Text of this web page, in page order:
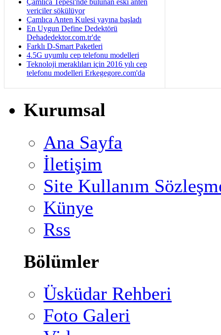
vericiler sökülüyor
Çamlıca Anten Kulesi yayına başladı
En Uygun Define Dedektörü
Dehadedektor.com.tr'de
Farklı D-Smart Paketleri
4.5G uyumlu cep telefonu modelleri
Teknoloji meraklıları için 2016 yılı cep
telefonu modelleri Erkegegore.com'da
Kurumsal
Ana Sayfa
İletişim
Site Kullanım
Künye
Rss
Bölümler
Üsküdar Rehberi
Foto Galeri